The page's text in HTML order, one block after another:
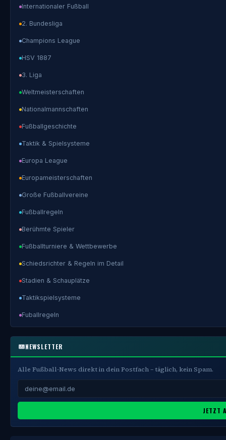
Internationaler Fußball
2. Bundesliga
Champions League
HSV 1887
3. Liga
Weltmeisterschaften
Nationalmannschaften
Fußballgeschichte
Taktik & Spielsysteme
Europa League
Europameisterschaften
Große Fußballvereine
Fußballregeln
Berühmte Spieler
Fußballturniere & Wettbewerbe
Schiedsrichter & Regeln im Detail
Stadien & Schauplätze
Taktikspielsysteme
Fuballregeln
NEWSLETTER
Alle Fußball-News direkt in dein Postfach – täglich, kein Spam.
JETZT